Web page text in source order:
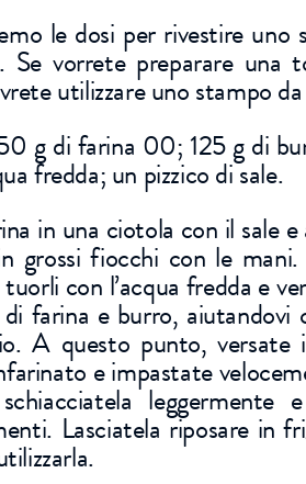
le dosi per rivestire
Se vorrete preparare una
utilizzare uno stampo
g di farina 00; 125 g di
fredda; un pizzico di sale.
in una ciotola con il sale
grossi fiocchi con le
con l’acqua fredda e
farina e burro,
A questo punto,
e impastate
leggermente
Lasciatela riposare in